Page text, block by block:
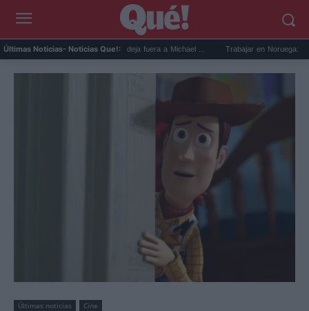
Últimas Noticias- Noticias Que!:
Booker mejor quinteto: deja fuera a Michael ... Trabajar en Noruega: 13.000
Últimas noticias Cine